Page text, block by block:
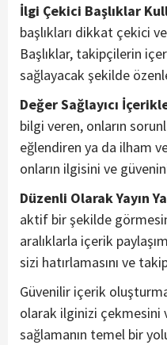
İlgi Çekici Başlıklar
başlıkları dikkat çekici
Başlıklar, takipçilerin
sağlayacak şekilde
Değer Sağlayıcı
bilgi veren, onların
eğlendiren ya da ilham
onların ilgisini ve
Düzenli Olarak Yayın
aktif bir şekilde
aralıklarla içerik
sizi hatırlamasını ve
Güvenilir içerik
olarak ilginizi çekmesini
sağlamanın temel bir